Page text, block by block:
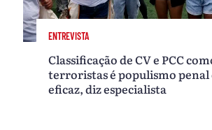
ENTREVISTA
Classificação de CV e PCC
terroristas é populismo penal
eficaz, diz especialista